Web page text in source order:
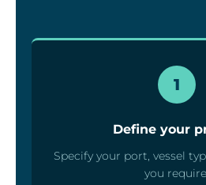
1
Define your
Specify your port, vessel
you